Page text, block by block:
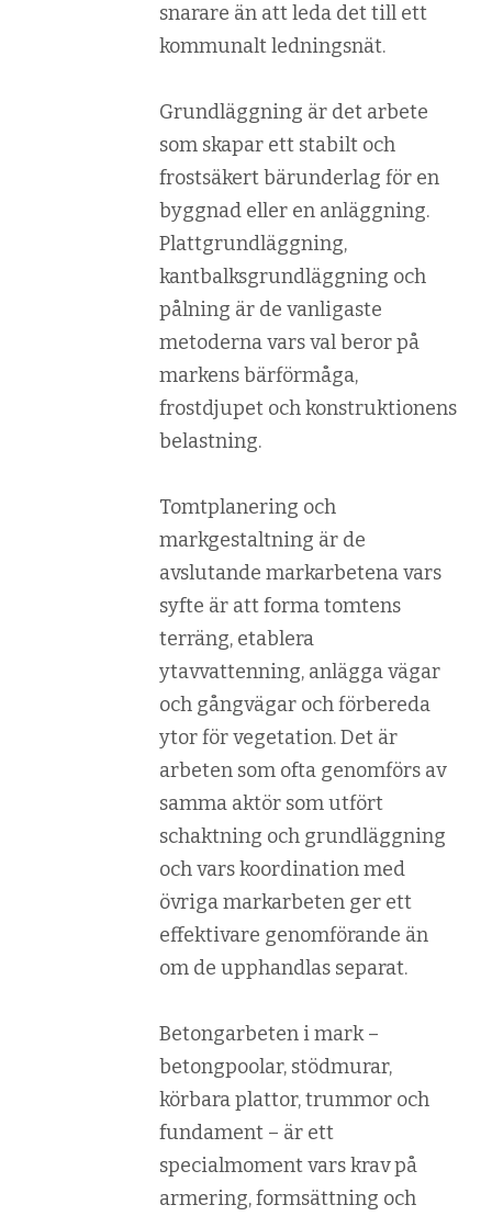
snarare än att leda det till ett
kommunalt ledningsnät.
Grundläggning är det arbete
som skapar ett stabilt och
frostsäkert bärunderlag för en
byggnad eller en anläggning.
Plattgrundläggning,
kantbalksgrundläggning och
pålning är de vanligaste
metoderna vars val beror på
markens bärförmåga,
frostdjupet och konstruktionens
belastning.
Tomtplanering och
markgestaltning är de
avslutande markarbetena vars
syfte är att forma tomtens
terräng, etablera
ytavvattenning, anlägga vägar
och gångvägar och förbereda
ytor för vegetation. Det är
arbeten som ofta genomförs av
samma aktör som utfört
schaktning och grundläggning
och vars koordination med
övriga markarbeten ger ett
effektivare genomförande än
om de upphandlas separat.
Betongarbeten i mark –
betongpoolar, stödmurar,
körbara plattor, trummor och
fundament – är ett
specialmoment vars krav på
armering, formsättning och